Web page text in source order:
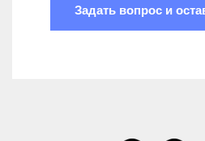
Задать вопрос и